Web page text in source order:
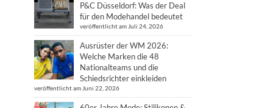
P&C Düsseldorf: Was der Deal
für den Modehandel bedeutet
veröffentlicht am Juli 24, 2026
Ausrüster der WM 2026:
Welche Marken die 48
Nationalteams und die
Schiedsrichter einkleiden
veröffentlicht am Juni 22, 2026